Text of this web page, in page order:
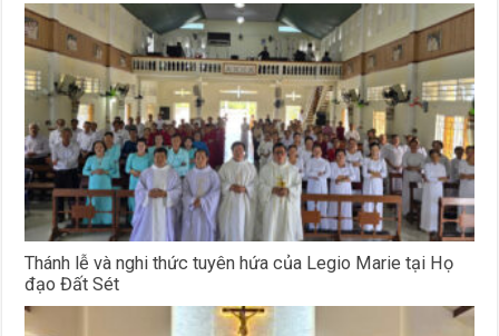
Thánh lễ và nghi thức tuyên hứa của Legio Marie tại Họ
đạo Đất Sét